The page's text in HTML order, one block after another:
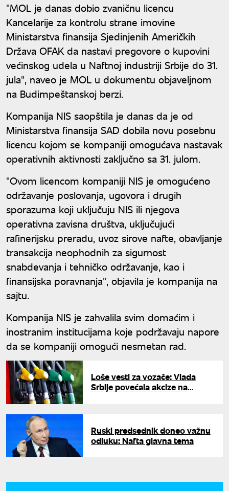
"MOL je danas dobio zvaničnu licencu
Kancelarije za kontrolu strane imovine
Ministarstva finansija Sjedinjenih Američkih
Država OFAK da nastavi pregovore o kupovini
većinskog udela u Naftnoj industriji Srbije do 31.
jula", naveo je MOL u dokumentu objaveljnom
na Budimpeštanskoj berzi.
Kompanija NIS saopštila je danas da je od
Ministarstva finansija SAD dobila novu posebnu
licencu kojom se kompaniji omogućava nastavak
operativnih aktivnosti zaključno sa 31. julom.
"Ovom licencom kompaniji NIS je omogućeno
održavanje poslovanja, ugovora i drugih
sporazuma koji uključuju NIS ili njegova
operativna zavisna društva, uključujući
rafinerijsku preradu, uvoz sirove nafte, obavljanje
transakcija neophodnih za sigurnost
snabdevanja i tehničko održavanje, kao i
finansijska poravnanja", objavila je kompanija na
sajtu.
Kompanija NIS je zahvalila svim domaćim i
inostranim institucijama koje podržavaju napore
da se kompaniji omogući nesmetan rad.
Loše vesti za vozače: Vlada
Srbije povećala akcize na
Ruski predsednik doneo važnu
odluku: Nafta glavna tema